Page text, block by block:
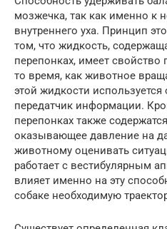
мозжечка, так как именно к
внутреннего уха. Принцип
том, что жидкость,
перепонках, имеет свойство
то время, как животное
этой жидкости
передатчик информации.
перепонках также
оказывающее давление на
животному оценивать
работает с вестибулярным
влияет именно на эту
собаке необходимую